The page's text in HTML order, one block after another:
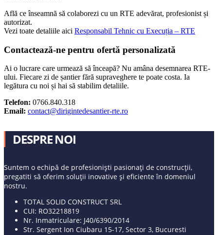
Află ce înseamnă să colaborezi cu un RTE adevărat, profesionist și
autorizat.
Vezi toate detaliile aici Responsabil Tehnic cu Execuția – RTE
Contactează-ne pentru ofertă personalizată
Ai o lucrare care urmează să înceapă? Nu amâna desemnarea RTE-
ului. Fiecare zi de șantier fără supraveghere te poate costa. Ia
legătura cu noi și hai să stabilim detaliile.
Telefon: 0766.840.318
Email: contact@dirigintedesantier-rte.ro
DESPRE NOI
Suntem o echipă de profesioniști pasionați de construcții,
pregatiti să oferim soluții inovative și eficiente în domeniul
nostru.
TOTAL SOLID CONSTRUCT SRL
CUI: RO32218819
Nr. Inmatriculare: J40/6390/2014
Str. Sergent Ion Ciubaru 15-17, Sector 3, Bucuresti